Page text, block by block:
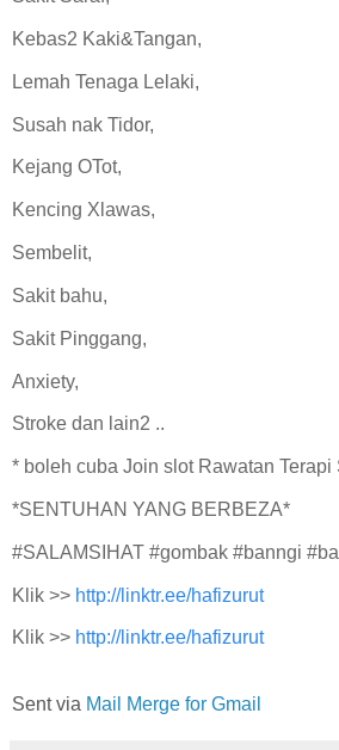
Kebas2 Kaki&Tangan,
Lemah Tenaga Lelaki,
Susah nak Tidor,
Kejang OTot,
Kencing Xlawas,
Sembelit,
Sakit bahu,
Sakit Pinggang,
Anxiety,
Stroke dan lain2 ..
* boleh cuba Join slot Rawatan Terapi
*SENTUHAN YANG BERBEZA*
#SALAMSIHAT #gombak #banngi
Klik >> http://linktr.ee/hafizurut
Klik >> http://linktr.ee/hafizurut
Sent via Mail Merge for Gmail